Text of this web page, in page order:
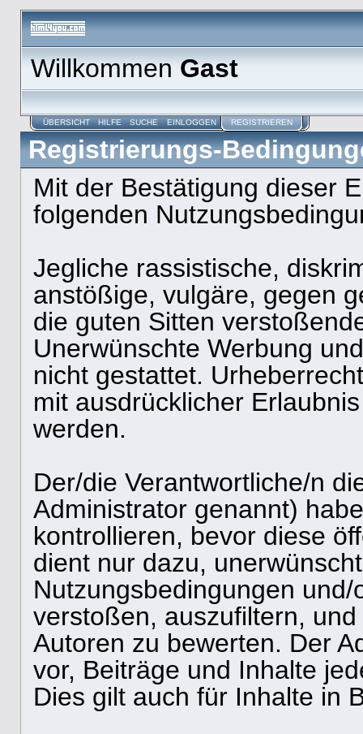
WillkommenGast
ÜBERSICHT HILFE SUCHE EINLOGGEN REGISTRIEREN
Registrierungs-
Mit der Bestätigung dieser
folgenden
Jegliche rassistische,
anstößige, vulgäre, gegen
die guten Sitten
Unerwünschte Werbung
nicht gestattet.
mit ausdrücklicher
werden.
Der/die Verantwortliche/n
Administrator genannt)
kontrollieren, bevor diese
dient nur dazu,
Nutzungsbedingungen
verstoßen, auszufiltern,
Autoren zu bewerten. Der
vor, Beiträge und Inhalte
Dies gilt auch für Inhalte in